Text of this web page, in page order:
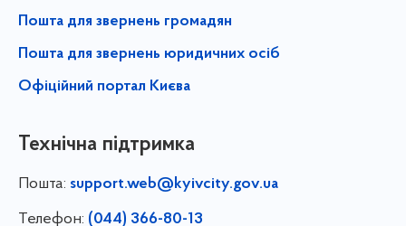
Пошта для звернень громадян
Пошта для звернень юридичних осіб
Офіційний портал Києва
Технічна підтримка
Пошта: support.web@kyivcity.gov.ua
Телефон: (044) 366-80-13